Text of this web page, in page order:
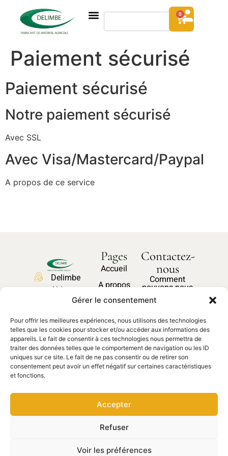
Gérer le consentement
Pour offrir les meilleures expériences, nous utilisons des technologies
telles que les cookies pour stocker et/ou accéder aux informations des
appareils. Le fait de consentir à ces technologies nous permettra de
traiter des données telles que le comportement de navigation ou les ID
uniques sur ce site. Le fait de ne pas consentir ou de retirer son
consentement peut avoir un effet négatif sur certaines caractéristiques
et fonctions.
Accepter
Refuser
Voir les préférences
0
Paiement sécurisé
Paiement sécurisé
Notre paiement sécurisé
Avec SSL
Avec Visa/Mastercard/Paypal
A propos de ce service
Delimbe
Abbaye
27340,
Pont de
l'Arche
02 35 23
contact@delimbe.com
Pages
Accueil
A propos
Nos produits
Pièces
détachées
Contactez-
nous
Comment
pouvons-nous
vous aider ?
Nous
contacter
–
DELIMBE. Site réalisé par